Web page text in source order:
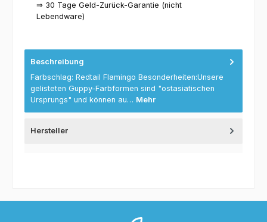
⇒ 30 Tage Geld-Zurück-Garantie (nicht
Lebendware)
Beschreibung
Farbschlag: Redtail Flamingo Besonderheiten:Unsere
gelisteten Guppy-Farbformen sind "ostasiatischen
Ursprungs" und können au… Mehr
Hersteller